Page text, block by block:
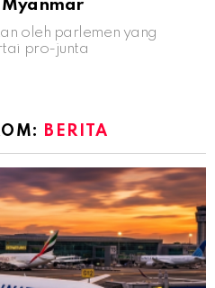
Myanmar
oleh parlemen yang
pro-junta
BERITA